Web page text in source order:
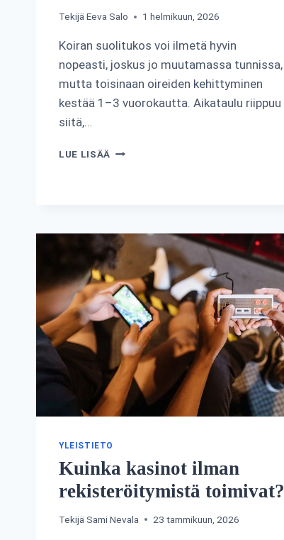
Tekijä Eeva Salo 1 helmikuun, 2026
Koiran suolitukos voi ilmetä hyvin
nopeasti, joskus jo muutamassa tunnissa,
mutta toisinaan oireiden kehittyminen
kestää 1–3 vuorokautta. Aikataulu riippuu
siitä,…
LUE LISÄÄ KUINKA
YLEISTIETO
Kuinka kasinot ilman
rekisteröitymistä toimivat?
Tekijä Sami Nevala 23 tammikuun, 2026